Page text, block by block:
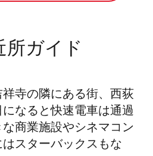
所ガイド
寺の隣にある街、西荻
なると快速電車は通過
商業施設やシネマコン
スターバックスもな